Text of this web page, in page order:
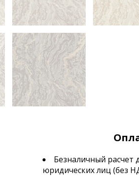
Безналичный расчет
юридических лиц (без